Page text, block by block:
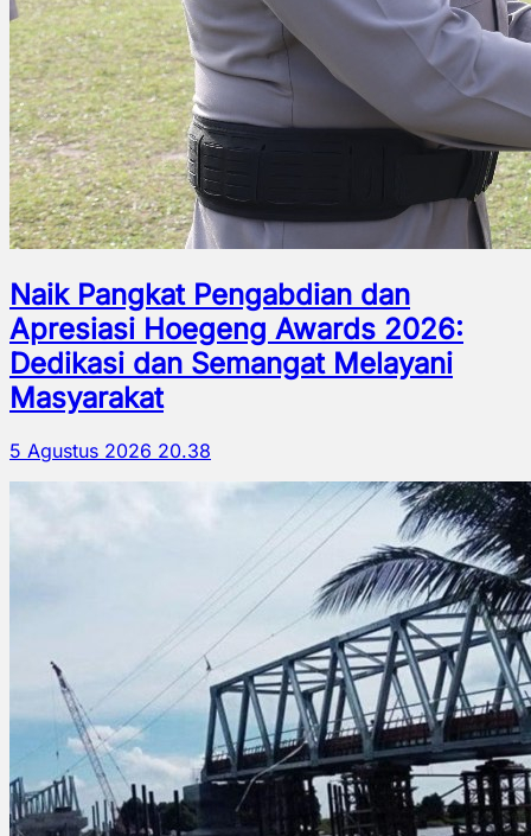
Naik Pangkat Pengabdian dan
Apresiasi Hoegeng Awards 2026:
Dedikasi dan Semangat Melayani
Masyarakat
5 Agustus 2026 20.38